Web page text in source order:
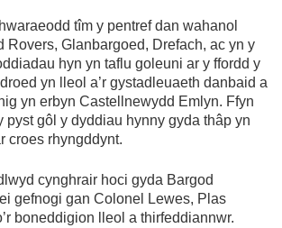
tîm y pentref dan wahanol
Rovers, Glanbargoed, Drefach, ac yn y
hyn yn taflu goleuni ar y ffordd y
yn lleol a’r gystadleuaeth danbaid a
yn erbyn Castellnewydd Emlyn. Ffyn
pyst gôl y dyddiau hynny gyda thâp yn
croes rhyngddynt.
cynghrair hoci gyda Bargod
gefnogi gan Colonel Lewes, Plas
boneddigion lleol a thirfeddiannwr.